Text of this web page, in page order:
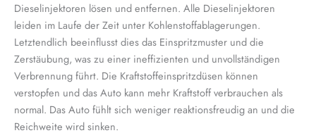
Dieselinjektoren lösen und entfernen. Alle Dieselinjektoren
leiden im Laufe der Zeit unter Kohlenstoffablagerungen.
Letztendlich beeinflusst dies das Einspritzmuster und die
Zerstäubung, was zu einer ineffizienten und unvollständigen
Verbrennung führt. Die Kraftstoffeinspritzdüsen können
verstopfen und das Auto kann mehr Kraftstoff verbrauchen als
normal. Das Auto fühlt sich weniger reaktionsfreudig an und die
Reichweite wird sinken.